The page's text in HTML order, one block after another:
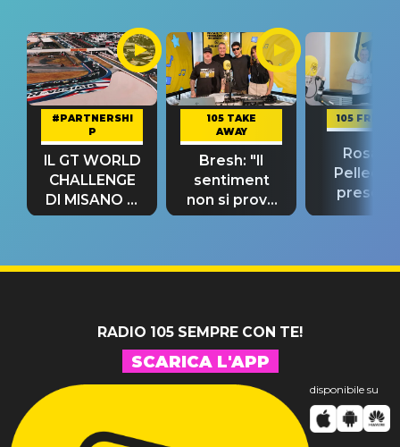
#PARTNERSHI
P
IL GT WORLD
CHALLENGE
DI MISANO si
riconferma
105 TAKE
AWAY
Bresh: "Il
sentiment
non si prova
fino alla notte
105
Rosario
“Così
RADIO 105 SEMPRE CON TE!
SCARICA L'APP
disponibile su